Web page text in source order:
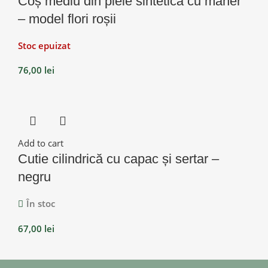
– model flori roșii
Stoc epuizat
76,00 lei
Add to cart
Cutie cilindrică cu capac și sertar –
negru
În stoc
67,00 lei